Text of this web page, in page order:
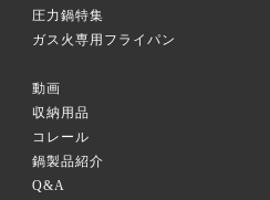
圧力鍋特集
ガス火専用フライパン
動画
収納用品
コレール
鍋製品紹介
Q&A